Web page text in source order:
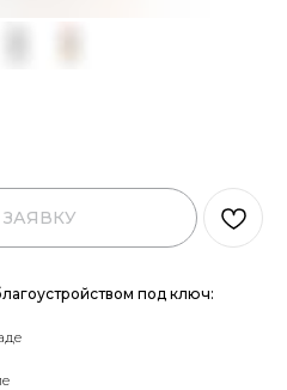
под ключ: